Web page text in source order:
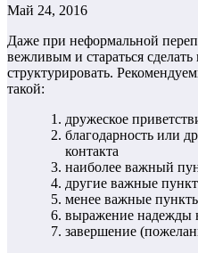
Май 24, 2016
Даже при неформальной
вежливым и стараться
структурировать.
такой:
дружеское
благодарность или
контакта
наиболее важный
другие важные
менее важные
выражение надежды
завершение